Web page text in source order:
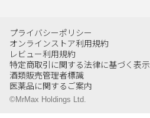
プライバシーポリシー
オンラインストア利用規約
レビュー利用規約
特定商取引に関する法律に基づく表示
酒類販売管理者標識
医薬品に関するご案内
©MrMax Holdings Ltd.